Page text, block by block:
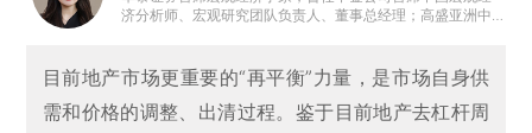
济分析师、宏观研究团队负责人、董事总经理；高盛亚洲中
目前地产市场更重要的“再平衡”力量，是市场自身供
需和价格的调整、出清过程。鉴于目前地产去杠杆周